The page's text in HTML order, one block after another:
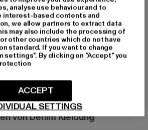
Look?
zeitloser Trend, der nie aus der Mode
robuste Arbeitskleidung konzipiert,
festen Bestandteil der Modewelt
und andere Denim-Teile sind
nicht mehr wegzudenken und
für stylische
von Denim Kleidung
analyse use behaviour and to
interest-based contents and
we allow partners to extract data
may also include the processing of
other countries which do not have
standard. If you want to change
settings". By clicking on "Accept" you
SETTINGS
ACCEPT